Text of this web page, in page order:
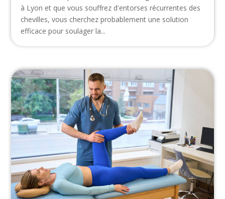
à Lyon et que vous souffrez d'entorses récurrentes des
chevilles, vous cherchez probablement une solution
efficace pour soulager la...